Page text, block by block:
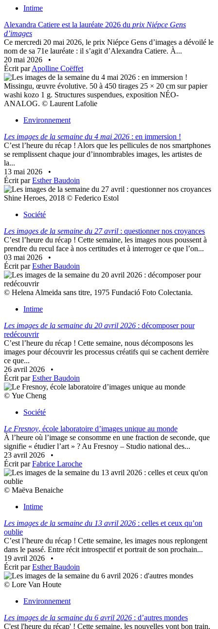
Intime
Alexandra Catiere est la lauréate 2026 du prix Niépce Gens
d’images
Ce mercredi 20 mai 2026, le prix Niépce Gens d’images a dévoilé le
nom de sa 71e lauréate : il s’agit d’Alexandra Catiere. À...
20 mai 2026
•
Écrit parApolline Coëffet
Missingu, œuvre évolutive. 50 à 450 tirages 25 × 20 cm sur papier
washi kozo 1 g. Structures suspendues, exposition NÉO-
ANALOG. © Laurent Lafolie
Environnement
Les images de la semaine du 4 mai 2026 : en immersion !
C’est l’heure du récap ! Alors que les pellicules de nos smartphones
se remplissent chaque jour d’innombrables images, les artistes de
la...
13 mai 2026
•
Écrit parEsther Baudoin
Shine Heroes, 2018 © Federico Estol
Société
Les images de la semaine du 27 avril : questionner nos croyances
C’est l’heure du récap ! Cette semaine, les images nous poussent à
prendre du recul face à nos certitudes et à interroger ce que l’on...
03 mai 2026
•
Écrit parEsther Baudoin
© Helena Almeida sans titre, 1975 Fundació Foto Colectania.
Intime
Les images de la semaine du 20 avril 2026 : décomposer pour
redécouvrir
C’est l’heure du récap ! Cette semaine, nous décomposons les
images pour découvrir les processus créatifs qui se cachent derrière
ce que...
26 avril 2026
•
Écrit parEsther Baudoin
© Yue Cheng
Société
Le Fresnoy, école laboratoire d’images unique au monde
À l’heure où l’image se consomme en une fraction de seconde, que
signifie « étudier l’art » ? Au Fresnoy – Studio national des...
23 avril 2026
•
Écrit parFabrice Laroche
© Maëva Benaiche
Intime
Les images de la semaine du 13 avril 2026 : celles et ceux qu’on
oublie
C’est l’heure du récap ! Cette semaine, les images nous replongent
dans le passé. Entre récit introspectif et portrait de son prochain...
19 avril 2026
•
Écrit parEsther Baudoin
© Lore Van Houte
Environnement
Les images de la semaine du 6 avril 2026 : d’autres mondes
C'est l'heure du récap' ! Cette semaine, les nouvelles vont bon train,